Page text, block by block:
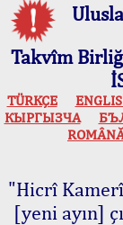
Takvîm
TÜRKÇE
КЫPГЫЗЧA
"Hicrî
[yeni ayın]